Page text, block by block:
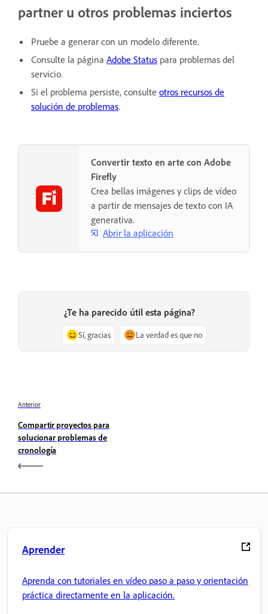
partner u otros problemas inciertos
Pruebe a generar con un modelo diferente.
Consulte la página Adobe Status para problemas del
servicio.
Si el problema persiste, consulte otros recursos de
solución de problemas.
Convertir texto en arte con Adobe
Firefly
Crea bellas imágenes y clips de vídeo
a partir de mensajes de texto con IA
generativa.
Abrir la aplicación
¿Te ha parecido útil esta página?
Sí, gracias La verdad es que no
Anterior
Compartir proyectos para
solucionar problemas de
cronología
Aprender
Aprenda con tutoriales en vídeo paso a paso y orientación
práctica directamente en la aplicación.